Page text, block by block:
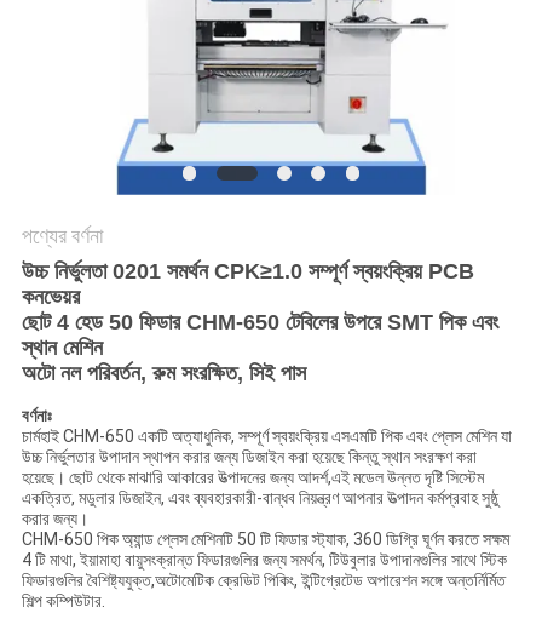
পণ্যের বর্ণনা
উচ্চ নির্ভুলতা 0201 সমর্থন CPK≥1.0 সম্পূর্ণ স্বয়ংক্রিয় PCB
কনভেয়র
ছোট 4 হেড 50 ফিডার CHM-650 টেবিলের উপরে SMT পিক এবং
স্থান মেশিন
অটো নল পরিবর্তন, রুম সংরক্ষিত, সিই পাস
বর্ণনাঃ
চার্মহাই CHM-650 একটি অত্যাধুনিক, সম্পূর্ণ স্বয়ংক্রিয় এসএমটি পিক এবং প্লেস মেশিন যা
উচ্চ নির্ভুলতার উপাদান স্থাপন করার জন্য ডিজাইন করা হয়েছে কিন্তু স্থান সংরক্ষণ করা
হয়েছে। ছোট থেকে মাঝারি আকারের উত্পাদনের জন্য আদর্শ,এই মডেল উন্নত দৃষ্টি সিস্টেম
একত্রিত, মডুলার ডিজাইন, এবং ব্যবহারকারী-বান্ধব নিয়ন্ত্রণ আপনার উত্পাদন কর্মপ্রবাহ সুষ্ঠু
করার জন্য।
CHM-650 পিক অ্যান্ড প্লেস মেশিনটি 50 টি ফিডার স্ট্যাক, 360 ডিগ্রি ঘূর্ণন করতে সক্ষম
4 টি মাথা, ইয়ামাহা বায়ুসংক্রান্ত ফিডারগুলির জন্য সমর্থন, টিউবুলার উপাদানগুলির সাথে স্টিক
ফিডারগুলির বৈশিষ্ট্যযুক্ত,অটোমেটিক ক্রেডিট পিকিং, ইন্টিগ্রেটেড অপারেশন সঙ্গে অন্তর্নির্মিত
শিল্প কম্পিউটার.